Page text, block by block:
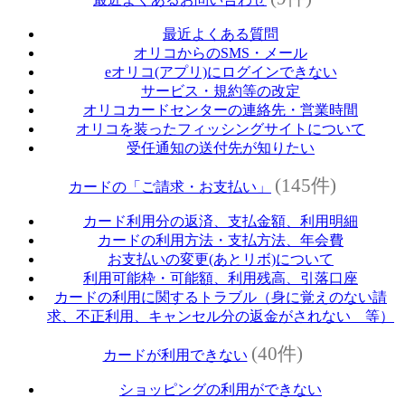
最近よくある質問
オリコからのSMS・メール
eオリコ(アプリ)にログインできない
サービス・規約等の改定
オリコカードセンターの連絡先・営業時間
オリコを装ったフィッシングサイトについて
受任通知の送付先が知りたい
カードの「ご請求・お支払い」 (145件)
カード利用分の返済、支払金額、利用明細
カードの利用方法・支払方法、年会費
お支払いの変更(あとリボ)について
利用可能枠・可能額、利用残高、引落口座
カードの利用に関するトラブル（身に覚えのない請
求、不正利用、キャンセル分の返金がされない 等）
カードが利用できない (40件)
ショッピングの利用ができない